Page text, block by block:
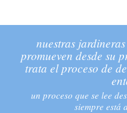
nuestras
promueven desde su
trata el proceso de
un proceso que se lee
siempre está